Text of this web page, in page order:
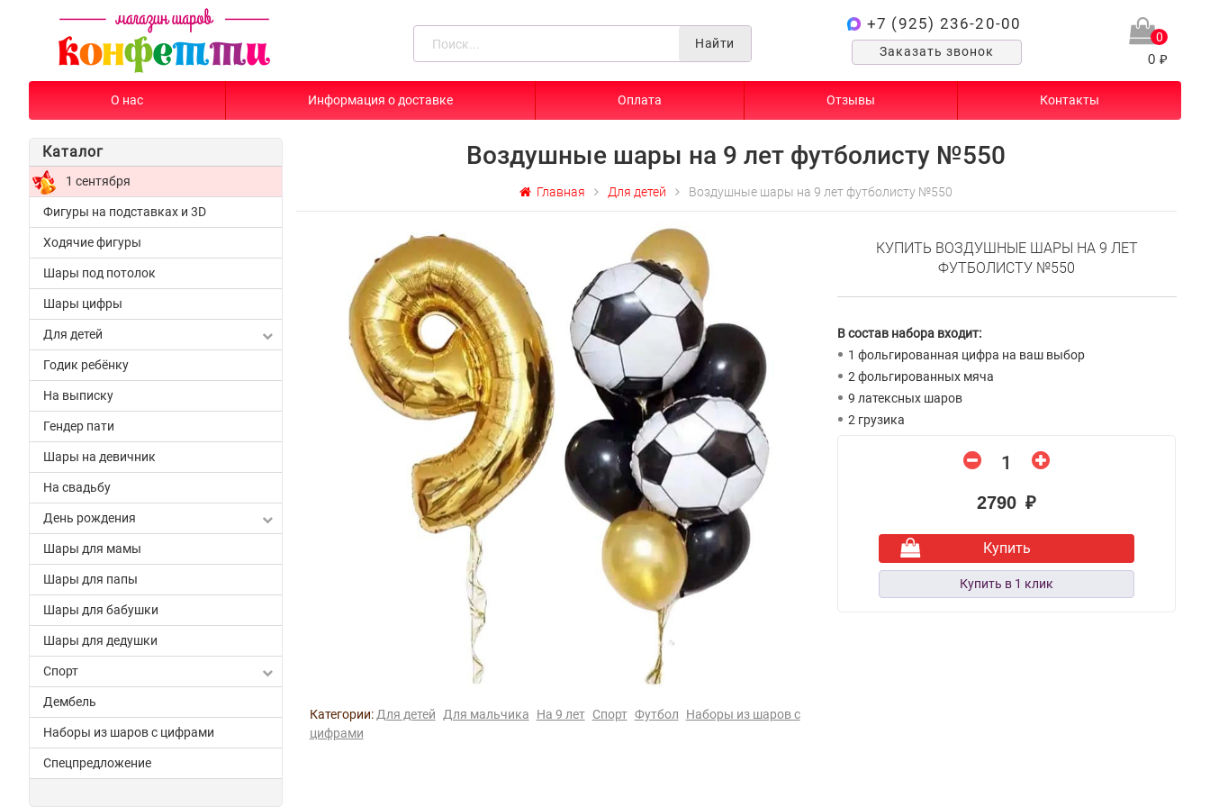
Найти
+7 (925) 236-20-00
Заказать звонок
0
0 ₽
О нас Информация о доставке Оплата Отзывы Контакты
Каталог
1 сентября
Фигуры на подставках и 3D
Ходячие фигуры
Шары под потолок
Шары цифры
Для детей
Годик ребёнку
На выписку
Гендер пати
Шары на девичник
На свадьбу
День рождения
Шары для мамы
Шары для папы
Шары для бабушки
Шары для дедушки
Спорт
Дембель
Наборы из шаров с цифрами
Спецпредложение
Воздушные шары на 9 лет футболисту №550
Главная Для детей Воздушные шары на 9 лет футболисту №550
Категории:Для детей Для мальчика На 9 лет Спорт Футбол
Наборы из шаров с
цифрами
КУПИТЬ ВОЗДУШНЫЕ ШАРЫ НА 9 ЛЕТ
ФУТБОЛИСТУ №550
В состав набора входит:
1 фольгированная цифра на ваш выбор
2 фольгированных мяча
9 латексных шаров
2 грузика
2790 ₽
Купить